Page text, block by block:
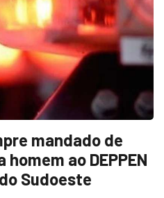
mandado de
ao DEPPEN
Sudoeste